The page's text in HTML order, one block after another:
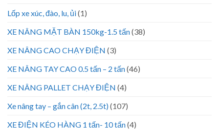
Lốp xe xúc, đào, lu, ủi(1)
XE NÂNG MẶT BÀN 150kg-1.5 tấn(38)
XE NÂNG CAO CHẠY ĐIỆN (3)
XE NÂNG TAY CAO 0.5 tấn – 2 tấn(46)
XE NÂNG PALLET CHẠY ĐIỆN (4)
Xe nâng tay – gắn cân (2t, 2.5t)(107)
XE ĐIỆN KÉO HÀNG 1 tấn- 10 tấn(4)